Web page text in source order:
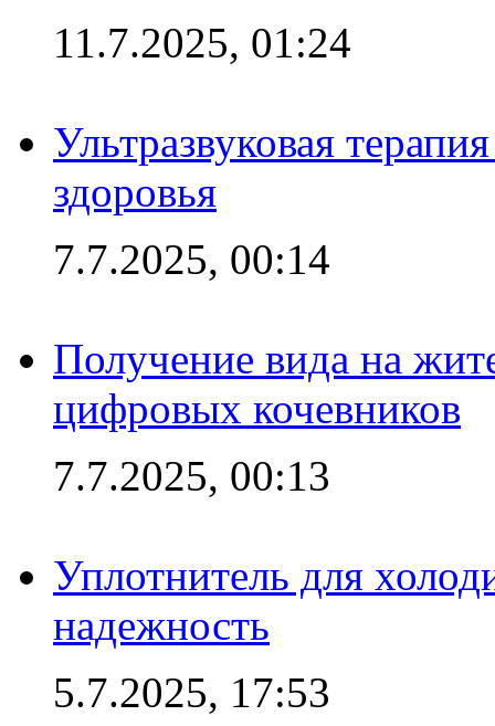
11.7.2025, 01:24
Ультразвуковая
здоровья
7.7.2025, 00:14
Получение вида на
цифровых кочевников
7.7.2025, 00:13
Уплотнитель для
надежность
5.7.2025, 17:53